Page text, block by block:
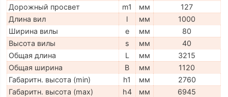
Дорожный просвет
m1 мм
127
Длина вил
l мм
1000
Ширина вилы
e мм
80
Высота вилы
s мм
40
Общая длина
L мм
3215
Общая ширина
B мм
1120
Габаритн. высота (min)
h1 мм
2760
Габаритн. высота (max)
h4 мм
6945